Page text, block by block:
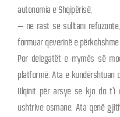
autonomia e Shqipërisë;
– në rast se sulltani
formuar qeverinë e
Por delegatët e rrymës së
platformë. Ata e kundërshtuan
Ulqinit për arsye se kjo do
ushtrive osmane. Ata qenë